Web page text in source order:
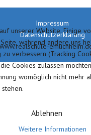
Impressum
Datenschutzerklärung
unserer Website. Einige
während andere uns
verbessern (Tracking
Cookies zulassen
womöglich nicht mehr
Ablehnen
Weitere Informationen